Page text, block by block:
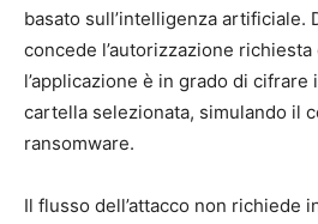
basato sull’intelligenza artificiale.
concede l’autorizzazione
l’applicazione è in grado di
cartella selezionata, simulando il
ransomware.
Il flusso dell’attacco non richiede